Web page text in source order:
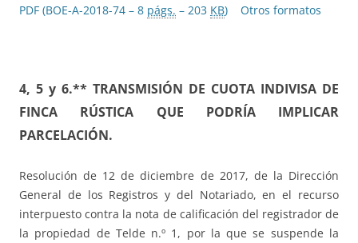
PDF (BOE-A-2018-74 – 8 págs. – 203 KB) Otros formatos
4, 5 y 6.** TRANSMISIÓN DE CUOTA INDIVISA DE
FINCA RÚSTICA QUE PODRÍA IMPLICAR
PARCELACIÓN.
Resolución de 12 de diciembre de 2017, de la Dirección
General de los Registros y del Notariado, en el recurso
interpuesto contra la nota de calificación del registrador de
la propiedad de Telde n.º 1, por la que se suspende la